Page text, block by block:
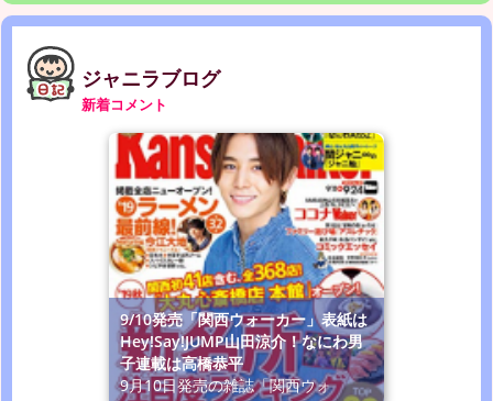
ジャニラブログ
新着コメント
9/10発売「関西ウォーカー」表紙は
Hey!Say!JUMP山田涼介！なにわ男
子連載は高橋恭平
9月10日発売の雑誌「関西ウォ